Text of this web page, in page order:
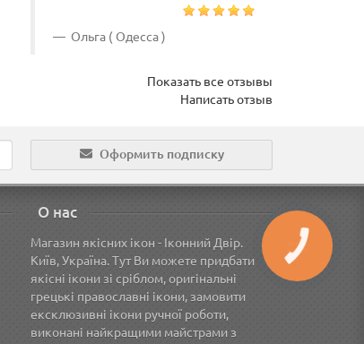
Ольга ( Одесса )
Показать все отзывы
Написать отзыв
Оформить подписку
О нас
Магазин якісних ікон - Іконний Двір.
Київ, Україна. Тут Ви можете придбати
якісні ікони зі сріблом, оригінальні
грецькі православні ікони, замовити
ексклюзивні ікони ручної роботи,
виконані найкращими майстрами з